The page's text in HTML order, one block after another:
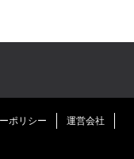
ポリシー
運営会社